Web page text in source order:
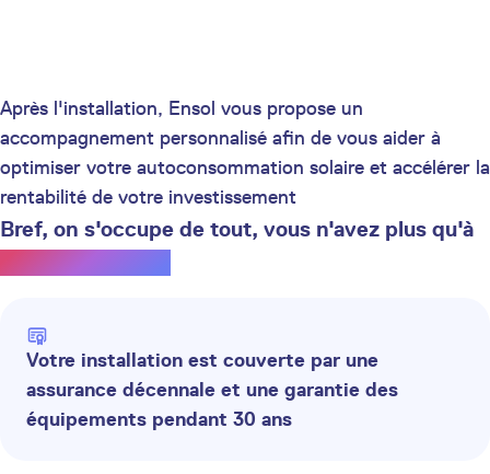
Après l'installation, Ensol vous propose un
accompagnement personnalisé afin de vous aider à
optimiser votre autoconsommation solaire et accélérer la
rentabilité de votre investissement
Bref, on s'occupe de tout, vous n'avez plus qu'à
profiter du soleil.
Votre installation est couverte par une
assurance décennale et une garantie des
équipements pendant 30 ans